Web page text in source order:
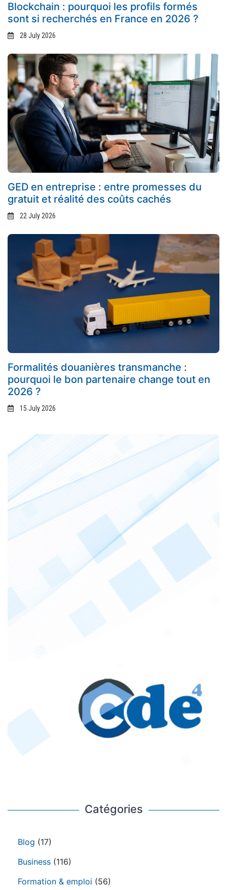
Blockchain : pourquoi les profils formés
sont si recherchés en France en 2026 ?
28 July 2026
GED en entreprise : entre promesses du
gratuit et réalité des coûts cachés
22 July 2026
Formalités douanières transmanche :
pourquoi le bon partenaire change tout en
2026 ?
15 July 2026
Catégories
Blog (17)
Business (116)
Formation & emploi (56)